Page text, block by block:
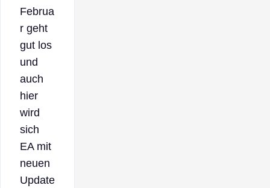
Februa
r geht
gut los
und
auch
hier
wird
sich
EA mit
neuen
Update